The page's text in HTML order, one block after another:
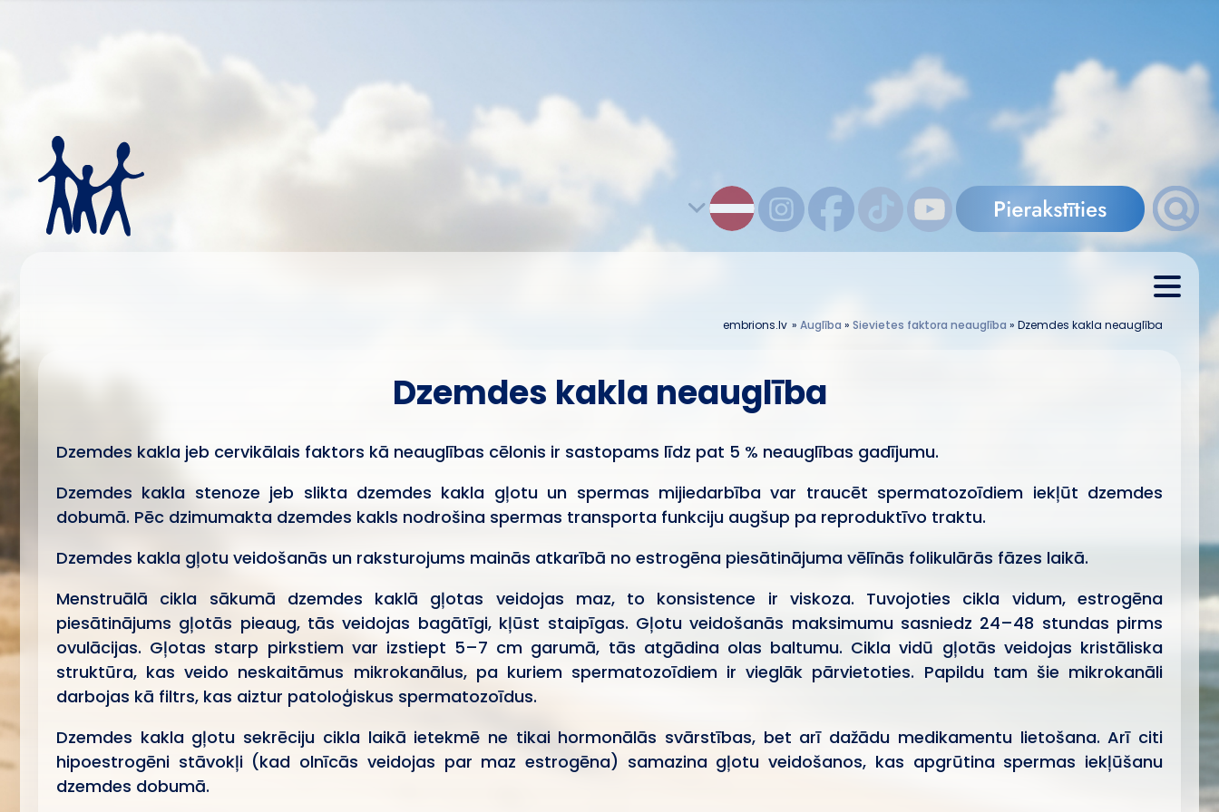
embrions.lv » Auglība » Sievietes faktora neauglība » Dzemdes kakla neauglība
Dzemdes kakla neauglība
Dzemdes kakla jeb cervikālais faktors kā neauglības cēlonis ir sastopams līdz pat 5 % neauglības gadījumu.
Dzemdes kakla stenoze jeb slikta dzemdes kakla gļotu un spermas mijiedarbība var traucēt spermatozoīdiem iekļūt dzemdes
dobumā. Pēc dzimumakta dzemdes kakls nodrošina spermas transporta funkciju augšup pa reproduktīvo traktu.
Dzemdes kakla gļotu veidošanās un raksturojums mainās atkarībā no estrogēna piesātinājuma vēlīnās folikulārās fāzes laikā.
Menstruālā cikla sākumā dzemdes kaklā gļotas veidojas maz, to konsistence ir viskoza. Tuvojoties cikla vidum, estrogēna
piesātinājums gļotās pieaug, tās veidojas bagātīgi, kļūst staipīgas. Gļotu veidošanās maksimumu sasniedz 24–48 stundas pirms
ovulācijas. Gļotas starp pirkstiem var izstiept 5–7 cm garumā, tās atgādina olas baltumu. Cikla vidū gļotās veidojas kristāliska
struktūra, kas veido neskaitāmus mikrokanālus, pa kuriem spermatozoīdiem ir vieglāk pārvietoties. Papildu tam šie mikrokanāli
darbojas kā filtrs, kas aiztur patoloģiskus spermatozoīdus.
Dzemdes kakla gļotu sekrēciju cikla laikā ietekmē ne tikai hormonālās svārstības, bet arī dažādu medikamentu lietošana. Arī citi
hipoestrogēni stāvokļi (kad olnīcās veidojas par maz estrogēna) samazina gļotu veidošanos, kas apgrūtina spermas iekļūšanu
dzemdes dobumā.